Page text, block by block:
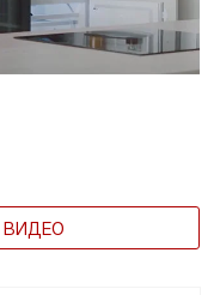
ВИДЕО